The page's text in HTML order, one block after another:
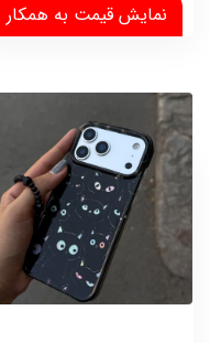
نمایش قیمت به همکار